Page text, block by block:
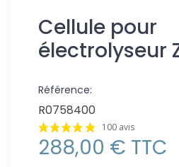
Cellule pour
électrolyseur
Référence:
R0758400
100 avis
288,00 € TTC